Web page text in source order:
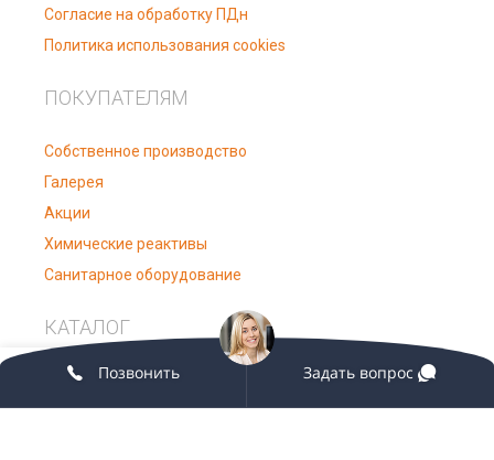
Согласие на обработку ПДн
Политика использования cookies
ПОКУПАТЕЛЯМ
Собственное производство
Галерея
Акции
Химические реактивы
Санитарное оборудование
КАТАЛОГ
Лабораторное оборудование
Лабораторная мебель
Позвонить Задать вопрос